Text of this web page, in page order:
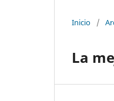
Inicio /
La